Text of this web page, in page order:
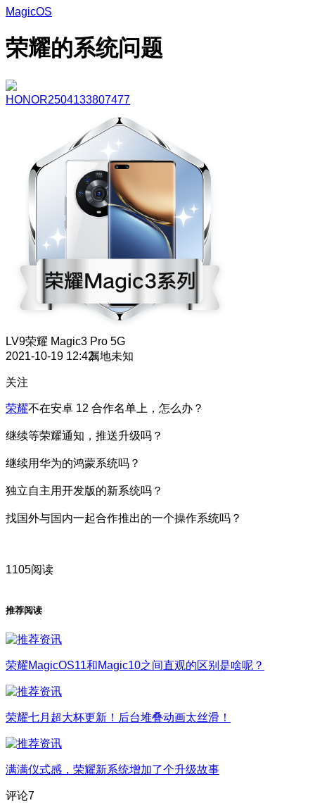
MagicOS
荣耀的系统问题
HONOR2504133807477
LV9荣耀 Magic3 Pro 5G
2021-10-19 12:42属地未知
关注
荣耀不在安卓 12 合作名单上，怎么办？
继续等荣耀通知，推送升级吗？
继续用华为的鸿蒙系统吗？
独立自主用开发版的新系统吗？
找国外与国内一起合作推出的一个操作系统吗？
1105阅读
推荐阅读
荣耀MagicOS11和Magic10之间直观的区别是啥呢？
荣耀七月超大杯更新！后台堆叠动画太丝滑！
满满仪式感，荣耀新系统增加了个升级故事
评论7